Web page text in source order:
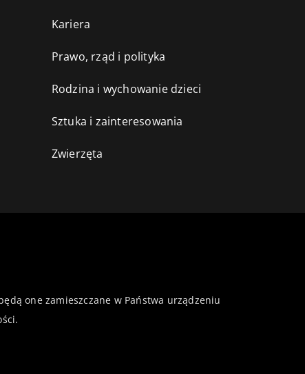
Kariera
Prawo, rząd i polityka
Rodzina i wychowanie dzieci
Sztuka i zainteresowania
Zwierzęta
one zamieszczane w Państwa urządzeniu
.